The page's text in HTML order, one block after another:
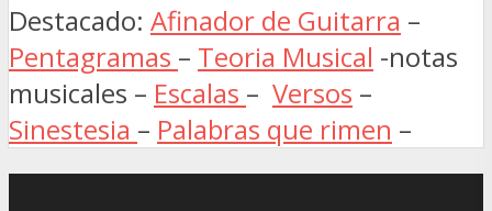
Destacado: Afinador de Guitarra –
Pentagramas – Teoria Musical -notas
musicales – Escalas – Versos –
Sinestesia – Palabras que rimen –